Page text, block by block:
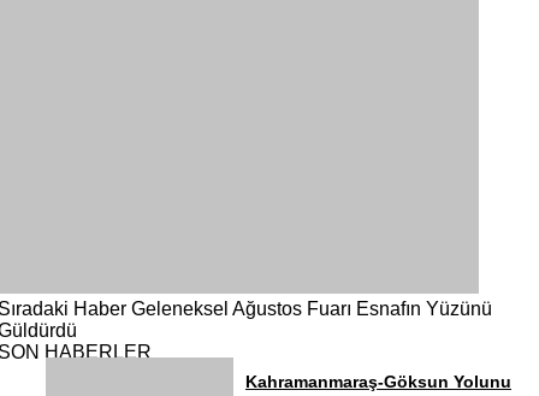
Haber Geleneksel Ağustos Fuarı Esnafın Yüzünü
HABERLER
Kahramanmaraş-Göksun Yolunu